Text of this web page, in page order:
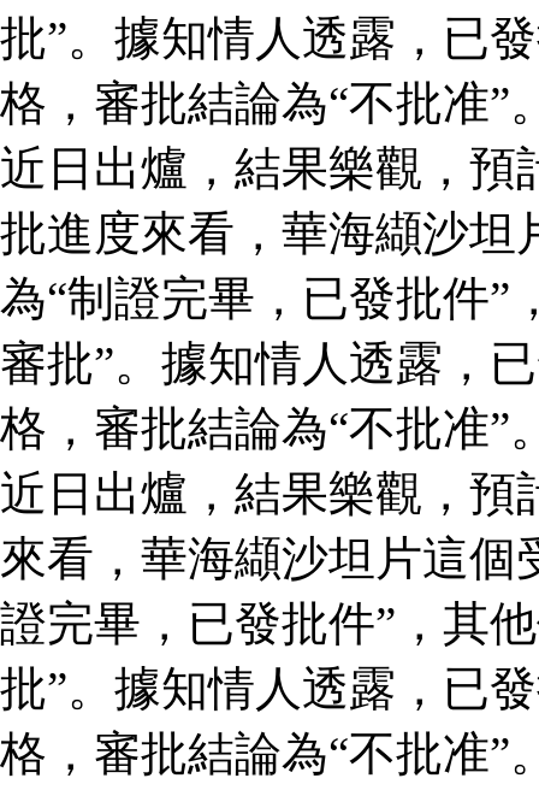
批”。據知情人透露，已
格，審批結論為“不批准”
近日出爐，結果樂觀，
批進度來看，華海纈沙坦
為“制證完畢，已發批件”
審批”。據知情人透露，
格，審批結論為“不批准”
近日出爐，結果樂觀，預
來看，華海纈沙坦片這個
證完畢，已發批件”，其
批”。據知情人透露，已
格，審批結論為“不批准”